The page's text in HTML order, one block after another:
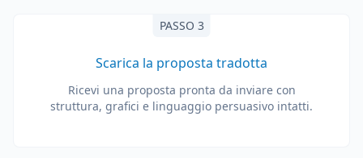
PASSO 3
Scarica la proposta tradotta
Ricevi una proposta pronta da inviare con
struttura, grafici e linguaggio persuasivo intatti.